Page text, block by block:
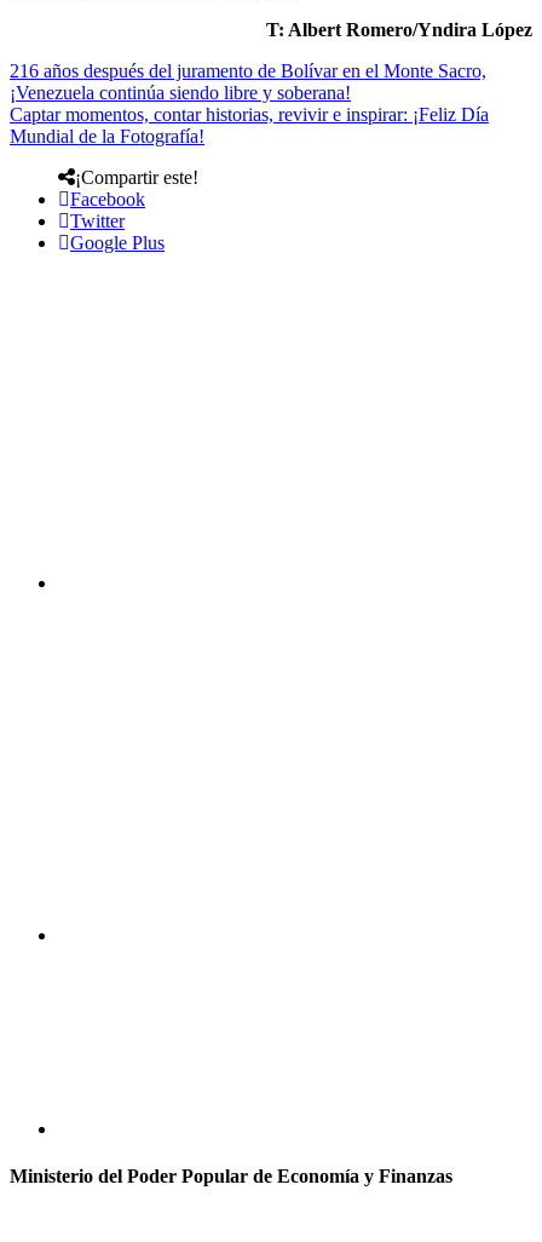
T: Albert Romero/Yndira López
216 años después del juramento de Bolívar en el Monte Sacro,
¡Venezuela continúa siendo libre y soberana!
Captar momentos, contar historias, revivir e inspirar: ¡Feliz Día
Mundial de la Fotografía!
¡Compartir este!
Facebook
Twitter
Google Plus
Ministerio del Poder Popular de Economía y Finanzas